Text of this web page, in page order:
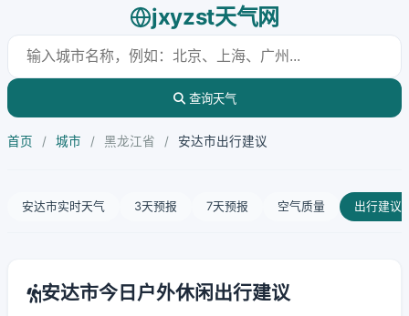
jxyzst天气网
查询天气
首页 / 城市 / 黑龙江省 / 安达市出行建议
安达市实时天气 3天预报 7天预报 空气质量 出行建议
安达市今日户外休闲出行建议